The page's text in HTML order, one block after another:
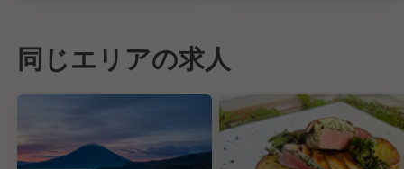
同じエリアの求人